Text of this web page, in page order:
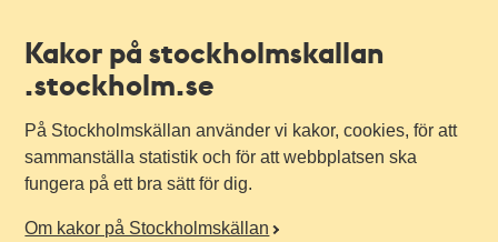
Kakor på stockholmskallan
.stockholm.se
På Stockholmskällan använder vi kakor, cookies, för att
sammanställa statistik och för att webbplatsen ska
fungera på ett bra sätt för dig.
Om kakor på Stockholmskällan